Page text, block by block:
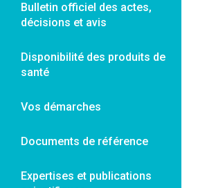
Bulletin officiel des actes,
décisions et avis
Disponibilité des produits de
santé
Vos démarches
Documents de référence
Expertises et publications